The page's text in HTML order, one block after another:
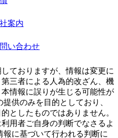
案内
い合わせ
ておりますが、情報は変更に
三者による人為的改ざん、機
情報に誤りが生じる可能性が
供のみを目的としており、
としたものではありません。
用者ご自身の判断でなさるよ
報に基づいて行われる判断に